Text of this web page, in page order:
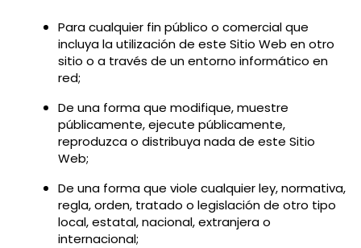
Para cualquier fin público o comercial que
incluya la utilización de este Sitio Web en otro
sitio o a través de un entorno informático en
red;
De una forma que modifique, muestre
públicamente, ejecute públicamente,
reproduzca o distribuya nada de este Sitio
Web;
De una forma que viole cualquier ley, normativa,
regla, orden, tratado o legislación de otro tipo
local, estatal, nacional, extranjera o
internacional;